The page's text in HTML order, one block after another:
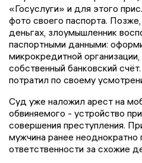
«Госуслуги» и для этого
фото своего паспорта.
деньгах, злоумышленник
паспортными данными:
микрокредитной организации,
собственный банковский
потратил по своему
Суд уже наложил арест на
обвиняемого - устройство
совершения преступления.
мужчина ранее неоднократно
ответственности за схожие